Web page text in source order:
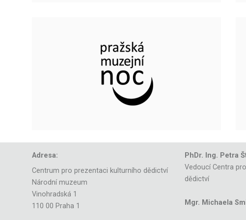
Adresa:
Centrum pro prezentaci kulturního dědictví
Národní muzeum
Vinohradská 1
110 00 Praha 1
PhDr. Ing. Petra
Vedoucí Centra
dědictví
Mgr. Michaela